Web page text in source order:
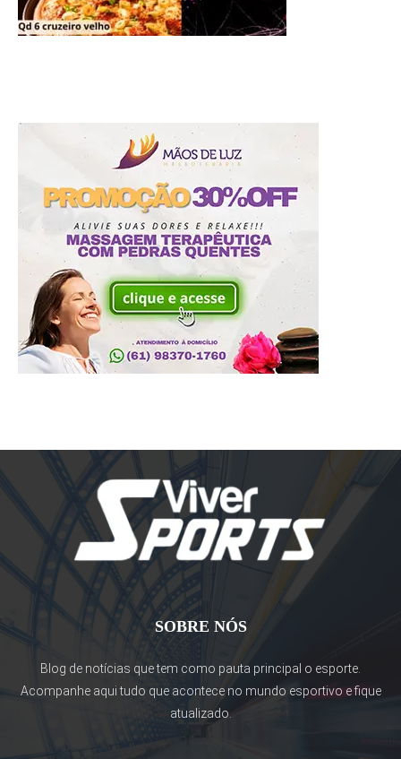
SOBRE NÓS
Blog de notícias que tem como pauta principal o esporte.
Acompanhe aqui tudo que acontece no mundo esportivo e fique
atualizado.